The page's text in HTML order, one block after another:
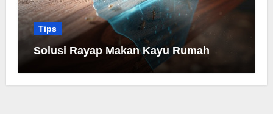
Tips
Solusi Rayap Makan Kayu Rumah